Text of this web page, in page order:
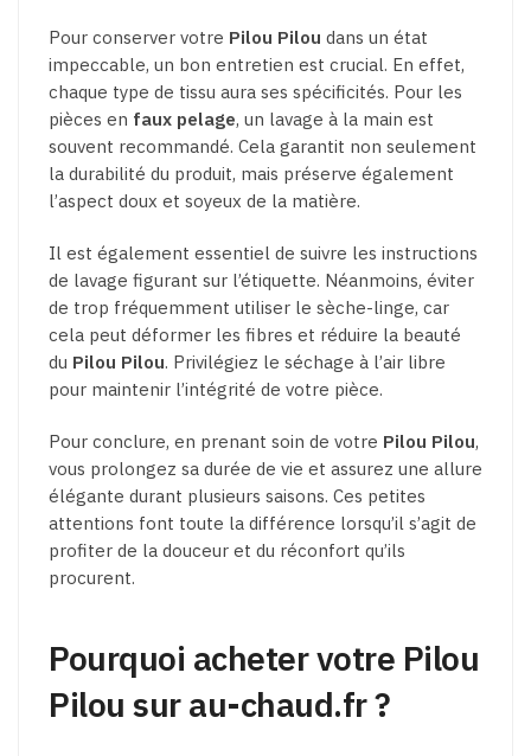
Pour conserver votre Pilou Pilou dans un état
impeccable, un bon entretien est crucial. En effet,
chaque type de tissu aura ses spécificités. Pour les
pièces en faux pelage, un lavage à la main est
souvent recommandé. Cela garantit non seulement
la durabilité du produit, mais préserve également
l’aspect doux et soyeux de la matière.
Il est également essentiel de suivre les instructions
de lavage figurant sur l’étiquette. Néanmoins, éviter
de trop fréquemment utiliser le sèche-linge, car
cela peut déformer les fibres et réduire la beauté
du Pilou Pilou. Privilégiez le séchage à l’air libre
pour maintenir l’intégrité de votre pièce.
Pour conclure, en prenant soin de votre Pilou Pilou,
vous prolongez sa durée de vie et assurez une allure
élégante durant plusieurs saisons. Ces petites
attentions font toute la différence lorsqu’il s’agit de
profiter de la douceur et du réconfort qu’ils
procurent.
Pourquoi acheter votre Pilou
Pilou sur au-chaud.fr ?